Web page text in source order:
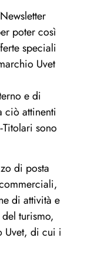
poter così
speciali
Uvet
e di
ciò attinenti
sono
di posta
di attività e
turismo,
Uvet, di cui i